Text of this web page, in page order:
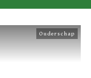
Ouderschap